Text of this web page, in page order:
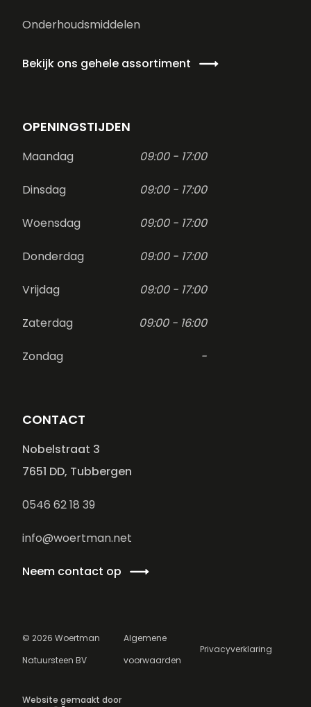
Onderhoudsmiddelen
Bekijk ons gehele assortiment
OPENINGSTIJDEN
Maandag 09:00 - 17:00
Dinsdag 09:00 - 17:00
Woensdag 09:00 - 17:00
Donderdag 09:00 - 17:00
Vrijdag 09:00 - 17:00
Zaterdag 09:00 - 16:00
Zondag -
CONTACT
Nobelstraat 3
7651 DD, Tubbergen
0546 62 18 39
info@woertman.net
Neem contact op
© 2026 Woertman
Natuursteen BV
Algemene
voorwaarden
Privacyverklaring
Website gemaakt door